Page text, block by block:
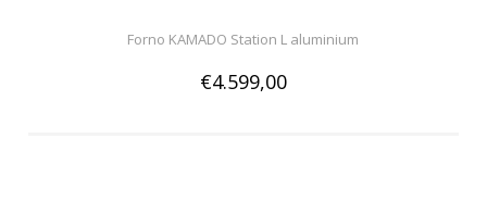
Forno KAMADO Station L aluminium
€4.599,00